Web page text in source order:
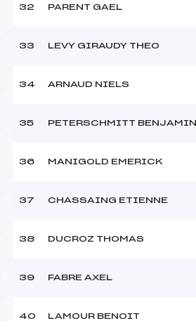
32 PARENT GAEL
33 LEVY GIRAUDY THEO
34 ARNAUD NIELS
35 PETERSCHMITT BENJAMIN
36 MANIGOLD EMERICK
37 CHASSAING ETIENNE
38 DUCROZ THOMAS
39 FABRE AXEL
40 LAMOUR BENOIT